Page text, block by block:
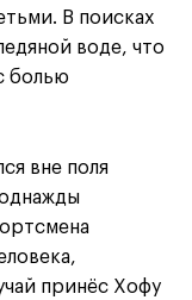
В поисках
воде, что
болью
вне поля
принёс Хофу